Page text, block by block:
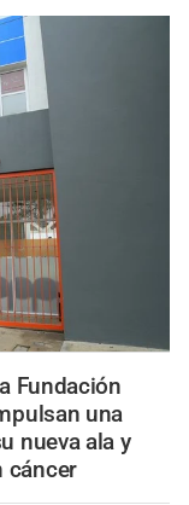
Fundación
una
nueva ala y
cáncer